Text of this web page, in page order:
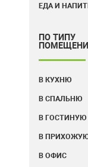
ЕДА И
ПО ТИПУ
В КУХНЮ
В СПАЛЬНЮ
В ГОСТИНУЮ
В
В ОФИС